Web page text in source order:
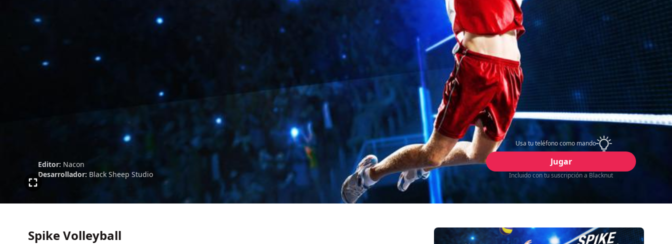
Editor: Nacon
Desarrollador: Black Sheep Studio
Usa tu teléfono como mando
Jugar
Incluido con tu suscripción a Blacknut
Spike Volleyball